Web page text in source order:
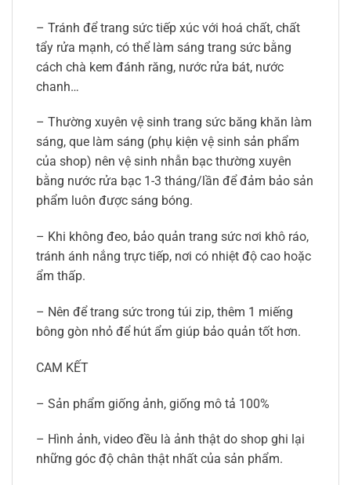
– Tránh để trang sức tiếp xúc với hoá chất, chất
tẩy rửa mạnh, có thể làm sáng trang sức bằng
cách chà kem đánh răng, nước rửa bát, nước
chanh…
– Thường xuyên vệ sinh trang sức băng khăn làm
sáng, que làm sáng (phụ kiện vệ sinh sản phẩm
của shop) nên vệ sinh nhẫn bạc thường xuyên
bằng nước rửa bạc 1-3 tháng/lần để đảm bảo sản
phẩm luôn được sáng bóng.
– Khi không đeo, bảo quản trang sức nơi khô ráo,
tránh ánh nắng trực tiếp, nơi có nhiệt độ cao hoặc
ẩm thấp.
– Nên để trang sức trong túi zip, thêm 1 miếng
bông gòn nhỏ để hút ẩm giúp bảo quản tốt hơn.
CAM KẾT
– Sản phẩm giống ảnh, giống mô tả 100%
– Hình ảnh, video đều là ảnh thật do shop ghi lại
những góc độ chân thật nhất của sản phẩm.